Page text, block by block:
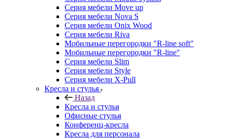
Серия мебели Move up
Серия мебели Nova S
Серия мебели Onix Wood
Серия мебели Riva
Мобильные перегородки "R-line soft"
Мобильные перегородки "R-line"
Серия мебели Slim
Серия мебели Style
Серия мебели X-Pull
Кресла и стулья
Назад
Кресла и стулья
Офисные стулья
Конференц-кресла
Кресла для персонала